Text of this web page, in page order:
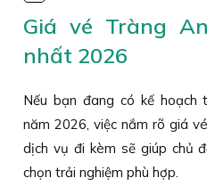
Giá vé Tràng
nhất 2026
Nếu bạn đang có kế hoạch
năm 2026, việc nắm rõ giá
dịch vụ đi kèm sẽ giúp chủ
chọn trải nghiệm phù hợp.